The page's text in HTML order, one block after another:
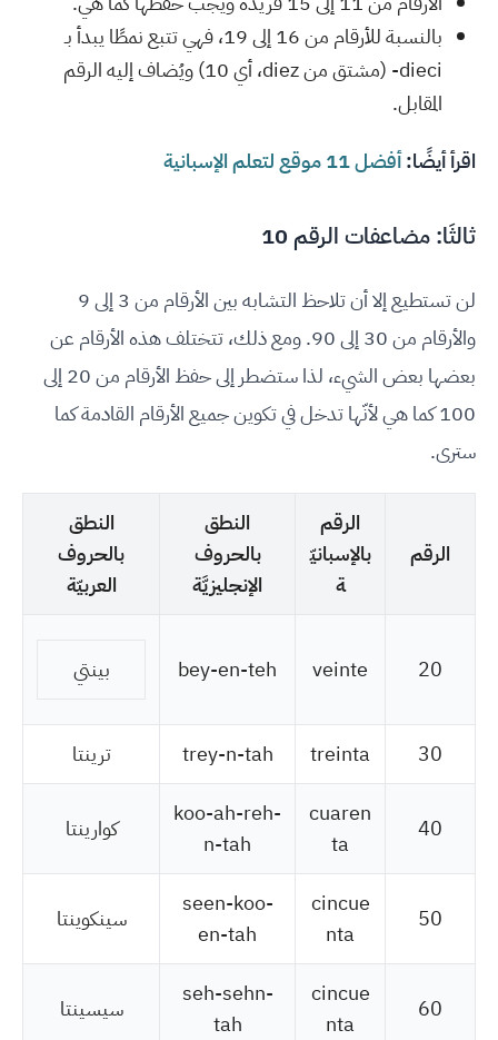
بالنسبة للأرقام من 16 إلى 19، فهي تتبع نمطًا يبدأ بـ
dieci- (مشتق من diez، أي 10) ويُضاف إليه الرقم
المقابل.
اقرأ أيضًا:أفضل 11 موقع لتعلم الإسبانية
ثالثَا: مضاعفات الرقم 10
لن تستطيع إلا أن تلاحظ التشابه بين الأرقام من 3 إلى 9
والأرقام من 30 إلى 90. ومع ذلك، تتختلف هذه الأرقام عن
بعضها بعض الشيء، لذا ستضطر إلى حفظ الأرقام من 20 إلى
100 كما هي لأنّها تدخل في تكوين جميع الأرقام القادمة كما
سترى.
الرقم
الرقم
بالإسبانيّ
ة
النطق
بالحروف
الإنجليزيَّة
النطق
بالحروف
العربيّة
20
veinte
bey-en-teh بينتي
30
treinta
trey-n-tah ترينتا
40
cuaren
ta
koo-ah-reh-
n-tah
كوارينتا
50
cincue
nta
seen-koo-
en-tah
سينكوينتا
60
cincue
nta
seh-sehn-
tah
سيسينتا